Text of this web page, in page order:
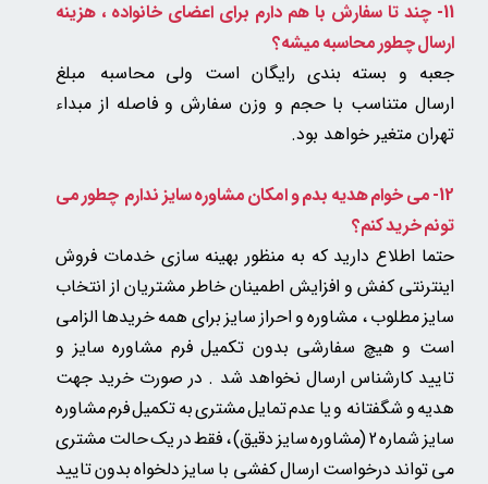
11- چند تا سفارش با هم دارم برای اعضای خانواده ، هزینه
ارسال چطور محاسبه میشه؟
جعبه و بسته بندی رایگان است ولیمحاسبه مبلغ
ارسال متناسب با حجم و وزن سفارش و فاصله از مبداء
تهران متغیر خواهد بود.
12- می خوام هدیه بدم و امکان مشاوره سایز ندارم چطور می
تونم خرید کنم؟
حتما اطلاع دارید که به منظور بهینه سازی خدمات فروش
اینترنتی کفش و افزایش اطمینان خاطر مشتریان از انتخاب
سایز مطلوب ، مشاوره و احراز سایز برای همه خریدها الزامی
است و هیچ سفارشی بدون تکمیل فرم مشاوره سایز و
تایید کارشناس ارسال نخواهد شد . در صورت خرید جهت
هدیه و شگفتانه و یا عدم تمایل مشتری به تکمیل فرم مشاوره
سایز شماره 2 (مشاوره سایز دقیق) ، فقط در یک حالت مشتری
می تواند درخواست ارسال کفشی با سایز دلخواه بدون تایید